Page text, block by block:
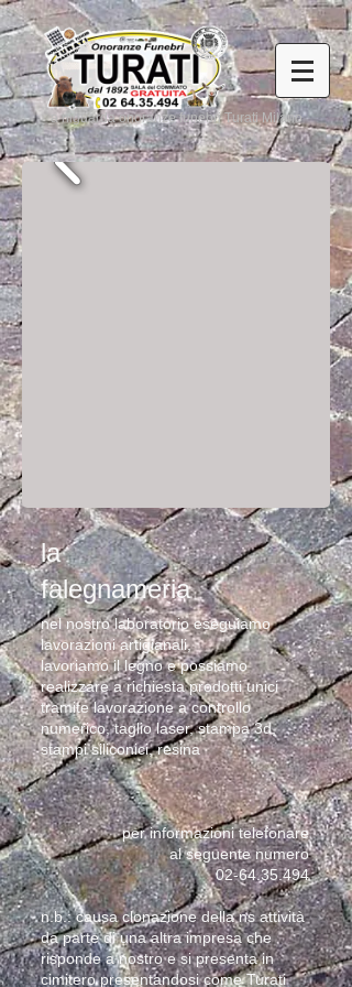
a niguarda onoranze funebri Turati Milano
la
falegnameria
nel nostro laboratorio eseguiamo
lavorazioni artigianali,
lavoriamo il legno e possiamo
realizzare a richiesta prodotti unici
tramite lavorazione a controllo
numerico, taglio laser, stampa 3d,
stampi siliconici, resina
per informazioni telefonare
al seguente numero
02-64.35.494
n.b.: causa clonazione della ns attività
da parte di una altra impresa che
risponde a nostro e si presenta in
cimitero presentandosi come Turati